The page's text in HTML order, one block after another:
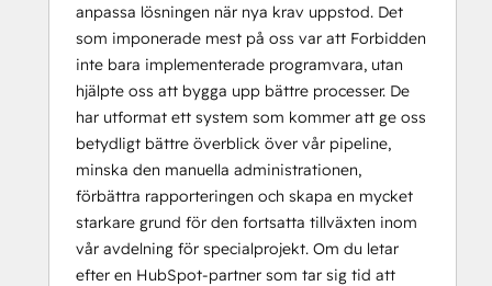
anpassa lösningen när nya krav uppstod. Det
som imponerade mest på oss var att Forbidden
inte bara implementerade programvara, utan
hjälpte oss att bygga upp bättre processer. De
har utformat ett system som kommer att ge oss
betydligt bättre överblick över vår pipeline,
minska den manuella administrationen,
förbättra rapporteringen och skapa en mycket
starkare grund för den fortsatta tillväxten inom
vår avdelning för specialprojekt. Om du letar
efter en HubSpot-partner som tar sig tid att